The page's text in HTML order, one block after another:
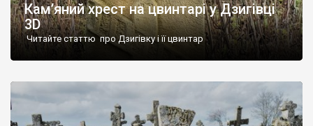
Кам’яний хрест на цвинтарі у Дзигівці
3D
Читайте статтю про Дзигівку і її цвинтар